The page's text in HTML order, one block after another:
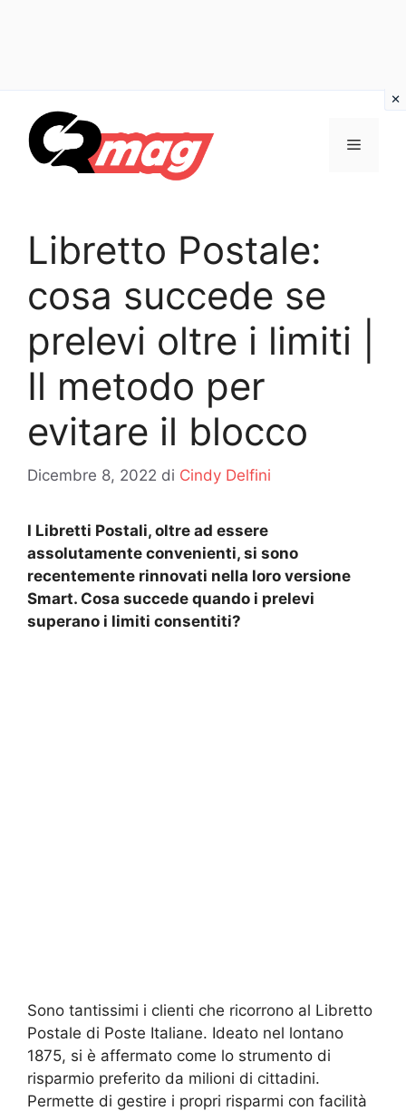
contenuto
Menu
Libretto Postale:
cosa succede se
prelevi oltre i limiti |
Il metodo per
evitare il blocco
Dicembre 8, 2022 di Cindy Delfini
I Libretti Postali, oltre ad essere
assolutamente convenienti, si sono
recentemente rinnovati nella loro versione
Smart. Cosa succede quando i prelevi
superano i limiti consentiti?
Sono tantissimi i clienti che ricorrono al Libretto
Postale di Poste Italiane. Ideato nel lontano
1875, si è affermato come lo strumento di
risparmio preferito da milioni di cittadini.
Permette di gestire i propri risparmi con facilità